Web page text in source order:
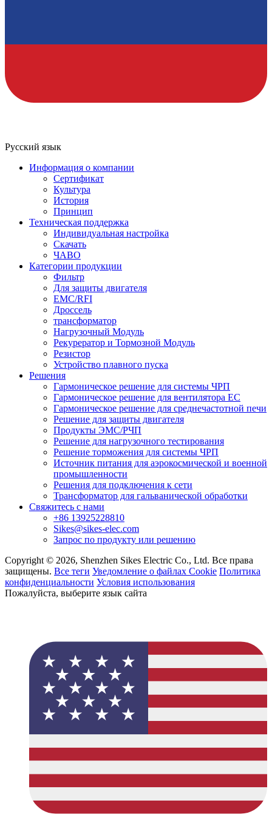
Русский язык
Информация о компании
Сертификат
Культура
История
Принцип
Техническая поддержка
Индивидуальная настройка
Скачать
ЧАВО
Категории продукции
Фильтр
Для защиты двигателя
EMC/RFI
Дроссель
трансформатор
Нагрузочный Модуль
Рекурератор и Тормозной Модуль
Резистор
Устройство плавного пуска
Решения
Гармоническое решение для системы ЧРП
Гармоническое решение для вентилятора EC
Гармоническое решение для среднечастотной печи
Решение для защиты двигателя
Продукты ЭМС/РЧП
Решение для нагрузочного тестирования
Решение торможения для системы ЧРП
Источник питания для аэрокосмической и военной
промышленности
Решения для подключения к сети
Трансформатор для гальванической обработки
Свяжитесь с нами
+86 13925228810
Sikes@sikes-elec.com
Запрос по продукту или решению
Copyright © 2026, Shenzhen Sikes Electric Co., Ltd. Все права
защищены. Все теги Уведомление о файлах Cookie Политика
конфиденциальности Условия использования
Пожалуйста, выберите язык сайта